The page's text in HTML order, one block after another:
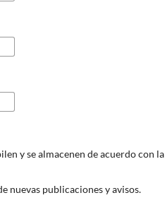
y se almacenen de acuerdo con la
nuevas publicaciones y avisos.